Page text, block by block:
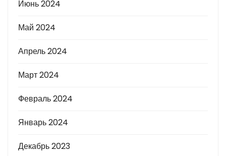
Июнь 2024
Май 2024
Апрель 2024
Март 2024
Февраль 2024
Январь 2024
Декабрь 2023